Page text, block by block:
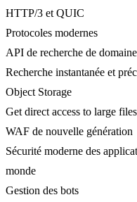
HTTP/3 et QUIC
Protocoles modernes
API de recherche de
Recherche instantanée et
Object Storage
Get direct access to large
WAF de nouvelle génération
Sécurité moderne des
monde
Gestion des bots